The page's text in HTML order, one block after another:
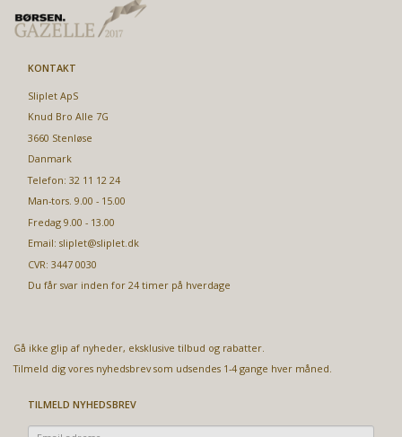
KONTAKT
Sliplet ApS
Knud Bro Alle 7G
3660 Stenløse
Danmark
Telefon: 32 11 12 24
Man-tors. 9.00 - 15.00
Fredag 9.00 - 13.00
Email: sliplet@sliplet.dk
CVR: 3447 0030
Du får svar inden for 24 timer på hverdage
Gå ikke glip af nyheder, eksklusive tilbud og rabatter.
Tilmeld dig vores nyhedsbrev som udsendes 1-4 gange hver måned.
TILMELD NYHEDSBREV
Email-